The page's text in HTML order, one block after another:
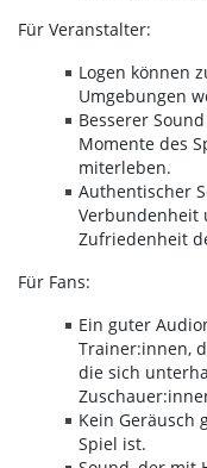
Für Veranstalter:
Logen können
Umgebungen
Besserer
Momente des
miterleben.
Authentischer
Verbundenheit
Zufriedenheit
Für Fans:
Ein guter
Trainer:innen,
die sich
Kein Geräusch
Spiel ist.